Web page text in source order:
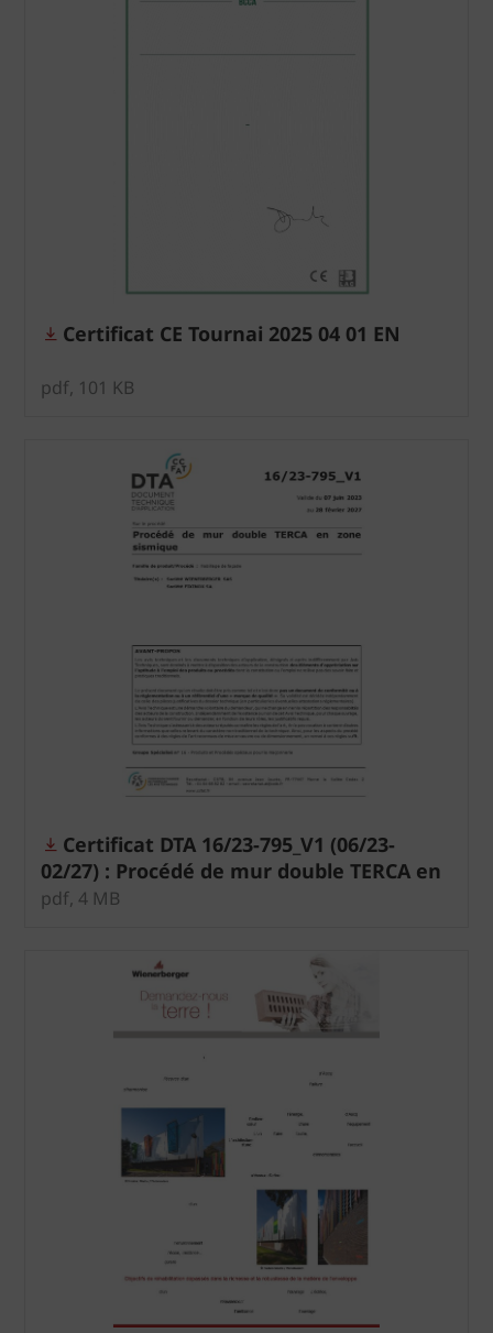
Certificat CE Tournai 2025 04 01 EN
pdf, 101 KB
Certificat DTA 16/23-795_V1 (06/23-
02/27) : Procédé de mur double TERCA en
zone sismique
pdf, 4 MB